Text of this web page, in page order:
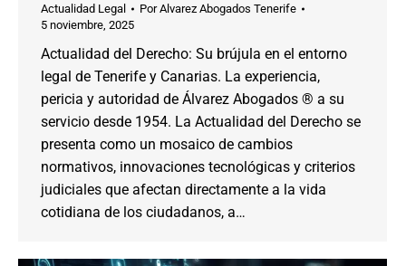
Actualidad Legal PorAlvarez Abogados Tenerife
5 noviembre, 2025
Actualidad del Derecho: Su brújula en el entorno
legal de Tenerife y Canarias. La experiencia,
pericia y autoridad de Álvarez Abogados ® a su
servicio desde 1954. La Actualidad del Derecho se
presenta como un mosaico de cambios
normativos, innovaciones tecnológicas y criterios
judiciales que afectan directamente a la vida
cotidiana de los ciudadanos, a…